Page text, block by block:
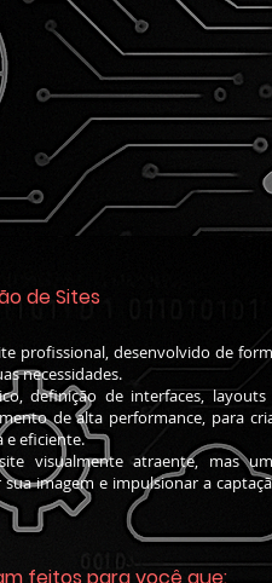
de Sites
profissional, desenvolvido de
necessidades.
definição de interfaces, layouts
de alta performance, para
e eficiente.
visualmente atraente, mas
imagem e impulsionar a